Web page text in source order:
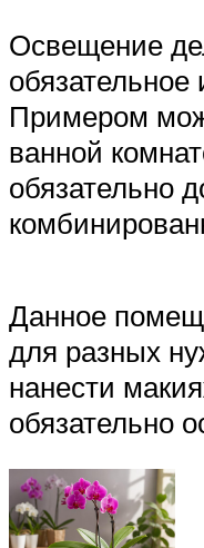
Освещение
обязательное
Примером
ванной
обязательно
Данное
для разных
нанести
обязательно